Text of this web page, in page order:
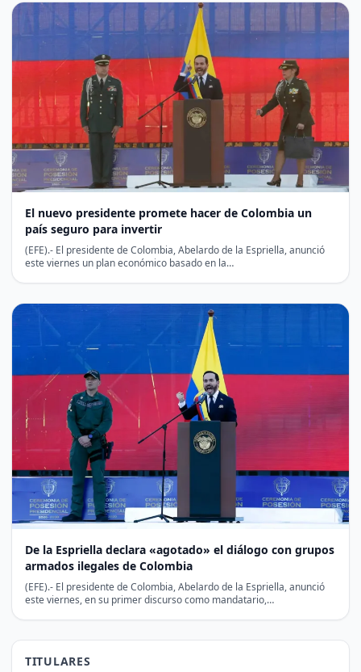
El nuevo presidente promete hacer de Colombia un
país seguro para invertir
(EFE).- El presidente de Colombia, Abelardo de la Espriella, anunció
este viernes un plan económico basado en la…
De la Espriella declara «agotado» el diálogo con grupos
armados ilegales de Colombia
(EFE).- El presidente de Colombia, Abelardo de la Espriella, anunció
este viernes, en su primer discurso como mandatario,…
TITULARES